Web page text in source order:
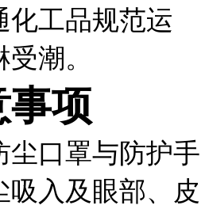
工品规范运
潮。
项
尘口罩与防护手
入及眼部、皮